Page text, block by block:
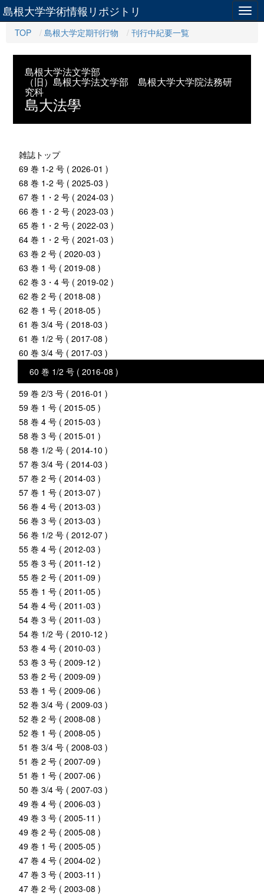
島根大学学術情報リポジトリ
TOP 島根大学定期刊行物 刊行中紀要一覧
島根大学法文学部
（旧）島根大学法文学部 島根大学大学院法務研
究科
島大法學
雑誌トップ
69 巻 1-2 号 ( 2026-01 )
68 巻 1-2 号 ( 2025-03 )
67 巻 1・2 号 ( 2024-03 )
66 巻 1・2 号 ( 2023-03 )
65 巻 1・2 号 ( 2022-03 )
64 巻 1・2 号 ( 2021-03 )
63 巻 2 号 ( 2020-03 )
63 巻 1 号 ( 2019-08 )
62 巻 3・4 号 ( 2019-02 )
62 巻 2 号 ( 2018-08 )
62 巻 1 号 ( 2018-05 )
61 巻 3/4 号 ( 2018-03 )
61 巻 1/2 号 ( 2017-08 )
60 巻 3/4 号 ( 2017-03 )
60 巻 1/2 号 ( 2016-08 )
59 巻 2/3 号 ( 2016-01 )
59 巻 1 号 ( 2015-05 )
58 巻 4 号 ( 2015-03 )
58 巻 3 号 ( 2015-01 )
58 巻 1/2 号 ( 2014-10 )
57 巻 3/4 号 ( 2014-03 )
57 巻 2 号 ( 2014-03 )
57 巻 1 号 ( 2013-07 )
56 巻 4 号 ( 2013-03 )
56 巻 3 号 ( 2013-03 )
56 巻 1/2 号 ( 2012-07 )
55 巻 4 号 ( 2012-03 )
55 巻 3 号 ( 2011-12 )
55 巻 2 号 ( 2011-09 )
55 巻 1 号 ( 2011-05 )
54 巻 4 号 ( 2011-03 )
54 巻 3 号 ( 2011-03 )
54 巻 1/2 号 ( 2010-12 )
53 巻 4 号 ( 2010-03 )
53 巻 3 号 ( 2009-12 )
53 巻 2 号 ( 2009-09 )
53 巻 1 号 ( 2009-06 )
52 巻 3/4 号 ( 2009-03 )
52 巻 2 号 ( 2008-08 )
52 巻 1 号 ( 2008-05 )
51 巻 3/4 号 ( 2008-03 )
51 巻 2 号 ( 2007-09 )
51 巻 1 号 ( 2007-06 )
50 巻 3/4 号 ( 2007-03 )
49 巻 4 号 ( 2006-03 )
49 巻 3 号 ( 2005-11 )
49 巻 2 号 ( 2005-08 )
49 巻 1 号 ( 2005-05 )
47 巻 4 号 ( 2004-02 )
47 巻 3 号 ( 2003-11 )
47 巻 2 号 ( 2003-08 )